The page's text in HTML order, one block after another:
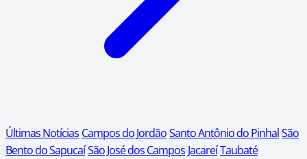
Últimas Notícias Campos do JordãoSanto Antônio do PinhalSão
Bento do SapucaíSão José dos Campos JacareíTaubaté